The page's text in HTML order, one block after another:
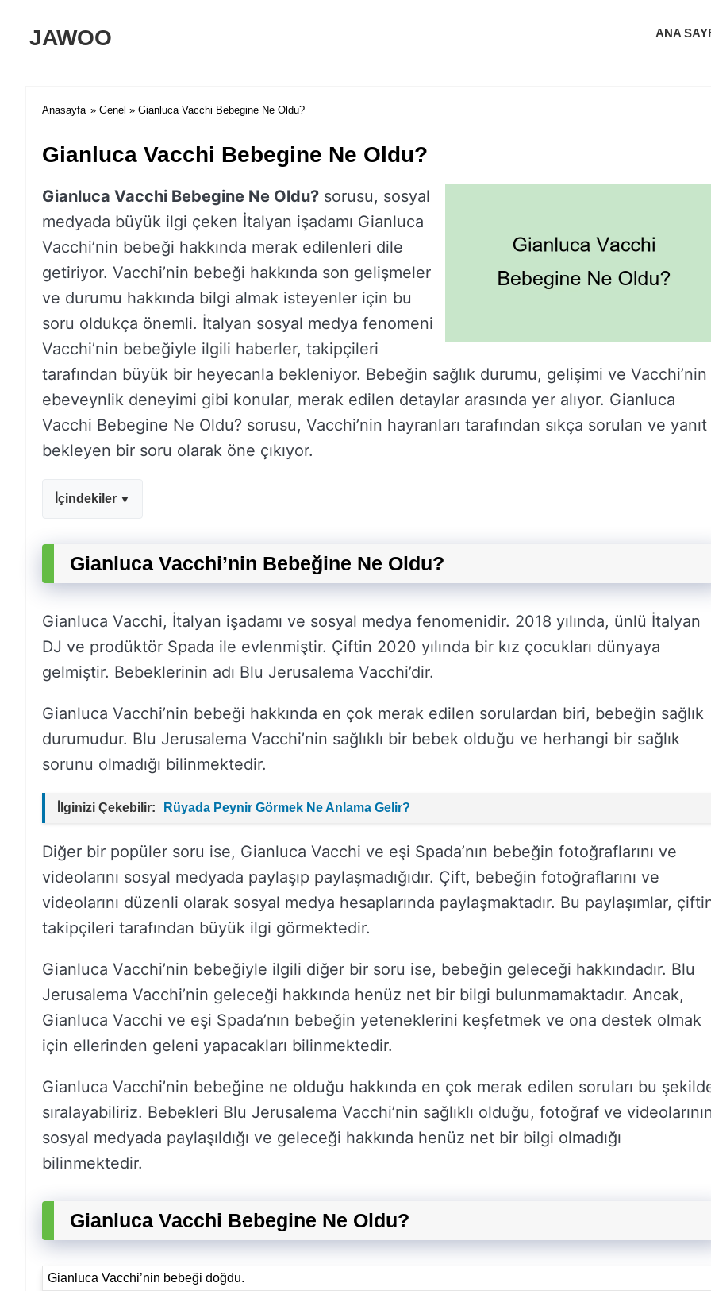
JAWOO ANA
Anasayfa » Genel » Gianluca Vacchi Bebegine Ne Oldu?
Gianluca Vacchi Bebegine Ne Oldu?
Gianluca Vacchi Bebegine Ne Oldu? sorusu, sosyal
medyada büyük ilgi çeken İtalyan işadamı Gianluca
Vacchi’nin bebeği hakkında merak edilenleri dile
getiriyor. Vacchi’nin bebeği hakkında son gelişmeler
ve durumu hakkında bilgi almak isteyenler için bu
soru oldukça önemli. İtalyan sosyal medya fenomeni
Vacchi’nin bebeğiyle ilgili haberler, takipçileri
tarafından büyük bir heyecanla bekleniyor. Bebeğin sağlık durumu, gelişimi ve Vacchi’nin
ebeveynlik deneyimi gibi konular, merak edilen detaylar arasında yer alıyor. Gianluca
Vacchi Bebegine Ne Oldu? sorusu, Vacchi’nin hayranları tarafından sıkça sorulan ve yanıt
bekleyen bir soru olarak öne çıkıyor.
İçindekiler
Gianluca Vacchi’nin Bebeğine Ne Oldu?
Gianluca Vacchi, İtalyan işadamı ve sosyal medya fenomenidir. 2018 yılında, ünlü İtalyan
DJ ve prodüktör Spada ile evlenmiştir. Çiftin 2020 yılında bir kız çocukları dünyaya
gelmiştir. Bebeklerinin adı Blu Jerusalema Vacchi’dir.
Gianluca Vacchi’nin bebeği hakkında en çok merak edilen sorulardan biri, bebeğin sağlık
durumudur. Blu Jerusalema Vacchi’nin sağlıklı bir bebek olduğu ve herhangi bir sağlık
sorunu olmadığı bilinmektedir.
İlginizi Çekebilir: Rüyada Peynir Görmek Ne Anlama Gelir?
Diğer bir popüler soru ise, Gianluca Vacchi ve eşi Spada’nın bebeğin fotoğraflarını ve
videolarını sosyal medyada paylaşıp paylaşmadığıdır. Çift, bebeğin fotoğraflarını ve
videolarını düzenli olarak sosyal medya hesaplarında paylaşmaktadır. Bu paylaşımlar,
takipçileri tarafından büyük ilgi görmektedir.
Gianluca Vacchi’nin bebeğiyle ilgili diğer bir soru ise, bebeğin geleceği hakkındadır. Blu
Jerusalema Vacchi’nin geleceği hakkında henüz net bir bilgi bulunmamaktadır. Ancak,
Gianluca Vacchi ve eşi Spada’nın bebeğin yeteneklerini keşfetmek ve ona destek olmak
için ellerinden geleni yapacakları bilinmektedir.
Gianluca Vacchi’nin bebeğine ne olduğu hakkında en çok merak edilen soruları bu
sıralayabiliriz. Bebekleri Blu Jerusalema Vacchi’nin sağlıklı olduğu, fotoğraf ve
sosyal medyada paylaşıldığı ve geleceği hakkında henüz net bir bilgi olmadığı
bilinmektedir.
Gianluca Vacchi Bebegine Ne Oldu?
Gianluca Vacchi’nin bebeği doğdu.